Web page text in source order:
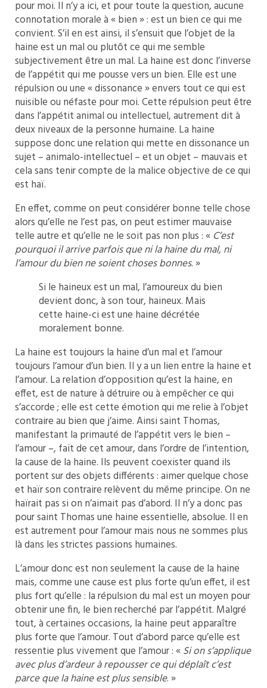
pour moi. Il n’y a ici, et pour toute la question, aucune
connotation morale à « bien » : est un bien ce qui me
convient. S’il en est ainsi, il s’ensuit que l’objet de la
haine est un mal ou plutôt ce qui me semble
subjectivement être un mal. La haine est donc l’inverse
de l’appétit qui me pousse vers un bien. Elle est une
répulsion ou une « dissonance » envers tout ce qui est
nuisible ou néfaste pour moi. Cette répulsion peut être
dans l’appétit animal ou intellectuel, autrement dit à
deux niveaux de la personne humaine. La haine
suppose donc une relation qui mette en dissonance un
sujet – animalo-intellectuel – et un objet – mauvais et
cela sans tenir compte de la malice objective de ce qui
est haï.
En effet, comme on peut considérer bonne telle chose
alors qu’elle ne l’est pas, on peut estimer mauvaise
telle autre et qu’elle ne le soit pas non plus : « C’est
pourquoi il arrive parfois que ni la haine du mal, ni
l’amour du bien ne soient choses bonnes. »
Si le haineux est un mal, l’amoureux du bien
devient donc, à son tour, haineux. Mais
cette haine-ci est une haine décrétée
moralement bonne.
La haine est toujours la haine d’un mal et l’amour
toujours l’amour d’un bien. Il y a un lien entre la haine et
l’amour. La relation d’opposition qu’est la haine, en
effet, est de nature à détruire ou à empêcher ce qui
s’accorde ; elle est cette émotion qui me relie à l’objet
contraire au bien que j’aime. Ainsi saint Thomas,
manifestant la primauté de l’appétit vers le bien –
l’amour –, fait de cet amour, dans l’ordre de l’intention,
la cause de la haine. Ils peuvent coexister quand ils
portent sur des objets différents : aimer quelque chose
et haïr son contraire relèvent du même principe. On ne
haïrait pas si on n’aimait pas d’abord. Il n’y a donc pas
pour saint Thomas une haine essentielle, absolue. Il en
est autrement pour l’amour mais nous ne sommes plus
là dans les strictes passions humaines.
L’amour donc est non seulement la cause de la haine
mais, comme une cause est plus forte qu’un effet, il est
plus fort qu’elle : la répulsion du mal est un moyen pour
obtenir une fin, le bien recherché par l’appétit. Malgré
tout, à certaines occasions, la haine peut apparaître
plus forte que l’amour. Tout d’abord parce qu’elle est
ressentie plus vivement que l’amour : «Si on s’applique
avec plus d’ardeur à repousser ce qui déplaît c’est
parce que la haine est plus sensible. »